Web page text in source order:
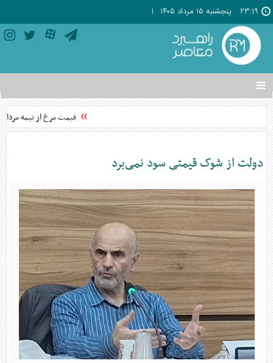
۲۳:۱۹ پنجشنبه ۱۵ مرداد ۱۴۰۵
تغییر
وضعیت
منوی
ها
قیمت مرغ از نیمه مرداد
دولت از شوک قیمتی سود نمی‌برد